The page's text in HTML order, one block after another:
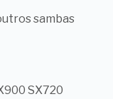
sambas
SX720